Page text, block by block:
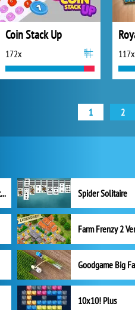
Coin Stack Up
172x 117x
1 2
Game of Thrones Winter is Coming Spider Solitaire
Goodgame Big
10x10! Plus